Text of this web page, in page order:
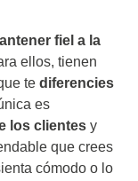
fiel a la
ellos, tienen
te diferencies
es
los clientes y
que crees
cómodo o lo